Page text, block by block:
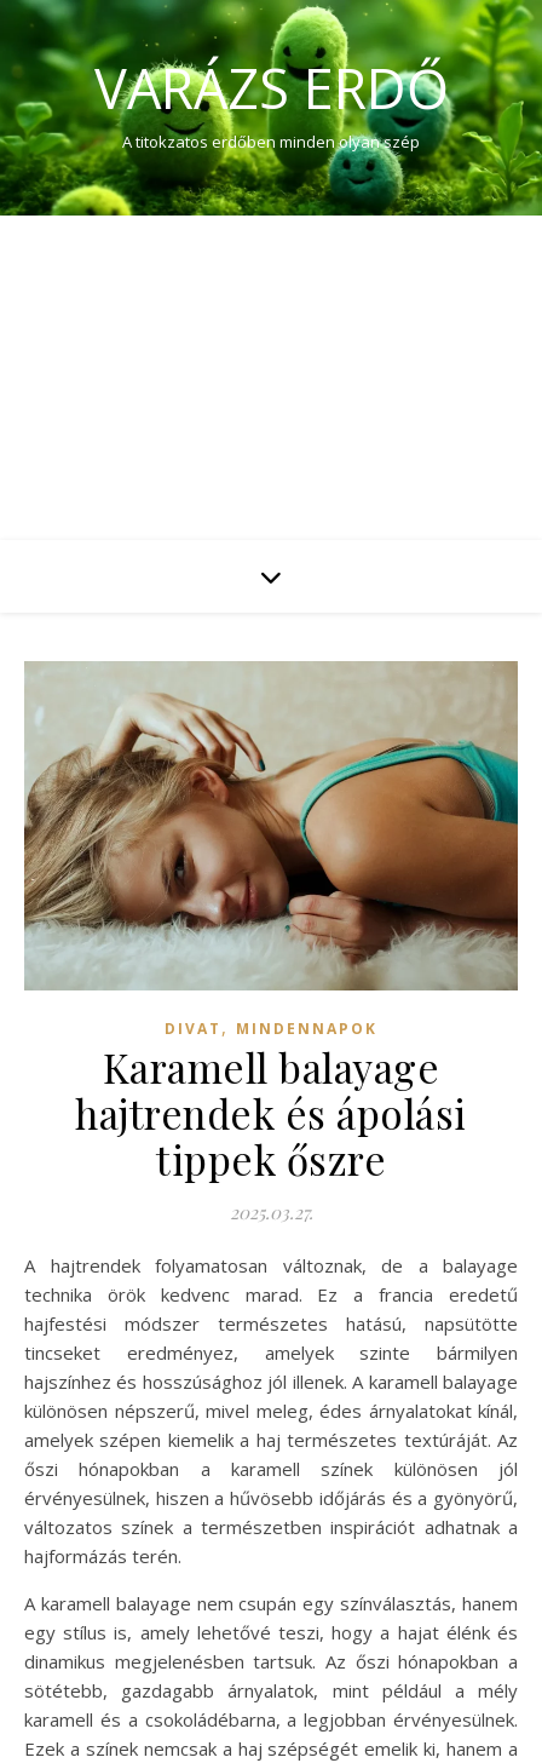
VARÁZS ERDŐ
A titokzatos erdőben minden olyan szép
DIVAT , MINDENNAPOK
Karamell balayage
hajtrendek és ápolási
tippek őszre
2025.03.27.
A hajtrendek folyamatosan változnak, de a balayage
technika örök kedvenc marad. Ez a francia eredetű
hajfestési módszer természetes hatású, napsütötte
tincseket eredményez, amelyek szinte bármilyen
hajszínhez és hosszúsághoz jól illenek. A karamell balayage
különösen népszerű, mivel meleg, édes árnyalatokat kínál,
amelyek szépen kiemelik a haj természetes textúráját. Az
őszi hónapokban a karamell színek különösen jól
érvényesülnek, hiszen a hűvösebb időjárás és a gyönyörű,
változatos színek a természetben inspirációt adhatnak a
hajformázás terén.
A karamell balayage nem csupán egy színválasztás, hanem
egy stílus is, amely lehetővé teszi, hogy a hajat élénk és
dinamikus megjelenésben tartsuk. Az őszi hónapokban a
sötétebb, gazdagabb árnyalatok, mint például a mély
karamell és a csokoládébarna, a legjobban érvényesülnek.
Ezek a színek nemcsak a haj szépségét emelik ki, hanem a